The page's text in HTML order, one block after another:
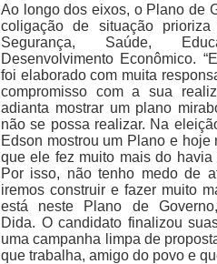
Ao longo dos eixos, o Plano de
coligação de situação
Segurança, Saúde,
Desenvolvimento Econômico.
foi elaborado com muita
compromisso com a sua
adianta mostrar um plano
não se possa realizar. Na
Edson mostrou um Plano e hoje
que ele fez muito mais do havia
Por isso, não tenho medo de
iremos construir e fazer muito
está neste Plano de
Dida. O candidato finalizou
uma campanha limpa de
que trabalha, amigo do povo e